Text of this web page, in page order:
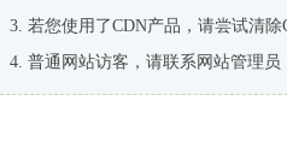
若您使用了CDN产品，请尝试清除
普通网站访客，请联系网站管理员